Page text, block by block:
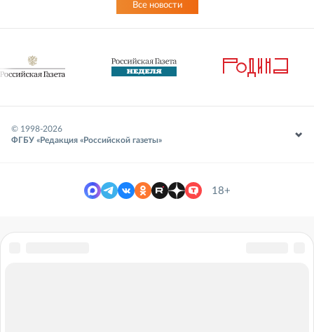
Все новости
© 1998-2026
ФГБУ «Редакция «Российской газеты»
18+